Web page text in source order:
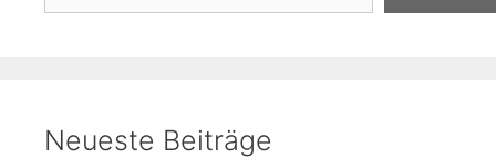
Neueste Beiträge